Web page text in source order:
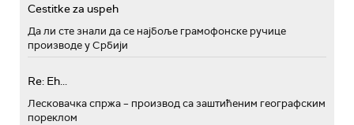
Cestitke za uspeh
Да ли сте знали да се најбоље грамофонске ручице
производе у Србији
Re: Eh...
Лесковачка спржа – производ са заштићеним географским
пореклом